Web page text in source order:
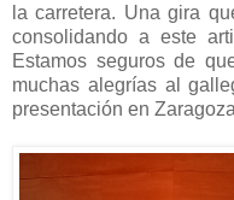
la carretera. Una gira
consolidando a este
Estamos seguros de
muchas alegrías al
presentación en